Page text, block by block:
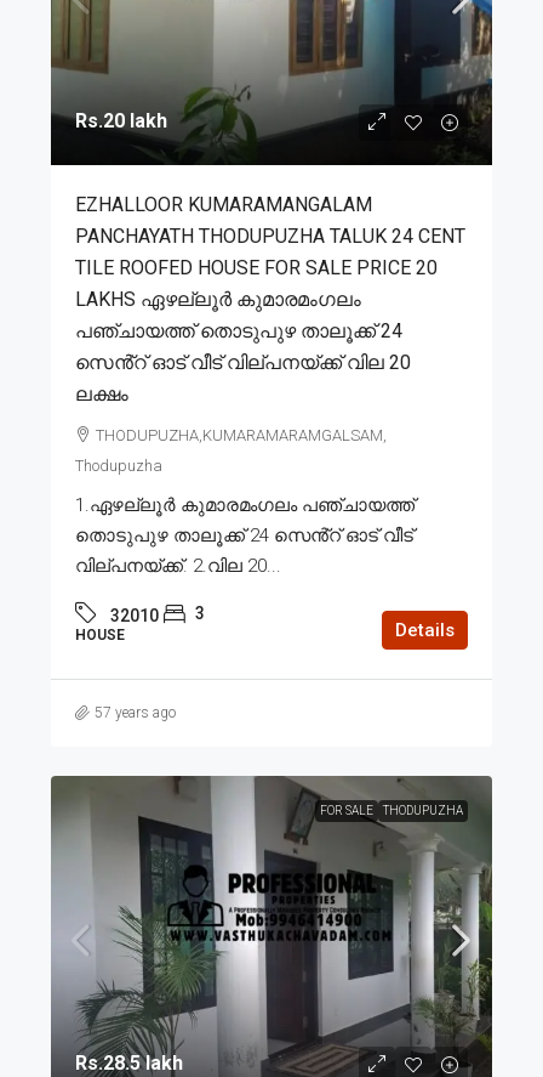
Rs.20 lakh
EZHALLOOR KUMARAMANGALAM
PANCHAYATH THODUPUZHA TALUK 24 CENT
TILE ROOFED HOUSE FOR SALE PRICE 20
LAKHS ഏഴല്ലൂർ കുമാരമംഗലം
പഞ്ചായത്ത് തൊടുപുഴ താലൂക്ക് 24
സെൻ്റ് ഓട് വീട് വില്പനയ്ക്ക് വില 20
ലക്ഷം
THODUPUZHA,KUMARAMARAMGALSAM,
Thodupuzha
1.ഏഴല്ലൂർ കുമാരമംഗലം പഞ്ചായത്ത്
തൊടുപുഴ താലൂക്ക് 24 സെൻ്റ് ഓട് വീട്
വില്പനയ്ക്ക്. 2.വില 20...
32010 3
HOUSE Details
57 years ago
FOR SALE THODUPUZHA
Rs.28.5 lakh